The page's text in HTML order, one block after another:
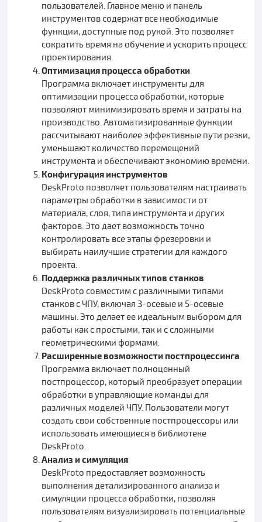
пользователей. Главное меню и панель
инструментов содержат все необходимые
функции, доступные под рукой. Это позволяет
сократить время на обучение и ускорить процесс
проектирования.
Оптимизация процесса обработки
Программа включает инструменты для
оптимизации процесса обработки, которые
позволяют минимизировать время и затраты на
производство. Автоматизированные функции
рассчитывают наиболее эффективные пути резки,
уменьшают количество перемещений
инструмента и обеспечивают экономию времени.
Конфигурация инструментов
DeskProto позволяет пользователям настраивать
параметры обработки в зависимости от
материала, слоя, типа инструмента и других
факторов. Это дает возможность точно
контролировать все этапы фрезеровки и
выбирать наилучшие стратегии для каждого
проекта.
Поддержка различных типов станков
DeskProto совместим с различными типами
станков с ЧПУ, включая 3-осевые и 5-осевые
машины. Это делает ее идеальным выбором для
работы как с простыми, так и с сложными
геометрическими формами.
Расширенные возможности постпроцессинга
Программа включает полноценный
постпроцессор, который преобразует операции
обработки в управляющие команды для
различных моделей ЧПУ. Пользователи могут
создать свои собственные постпроцессоры или
использовать имеющиеся в библиотеке
DeskProto.
Анализ и симуляция
DeskProto предоставляет возможность
выполнения детализированного анализа и
симуляции процесса обработки, позволяя
пользователям визуализировать потенциальные